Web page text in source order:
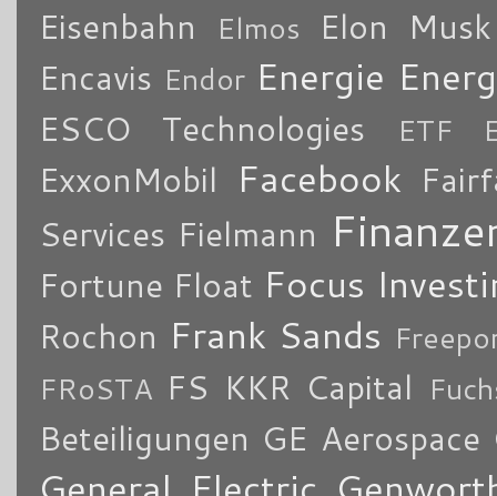
Eisenbahn
Elmos
Elon Musk
Encavis Endor Energie
ESCO Technologies ETF
ExxonMobil Facebook
Services Fielmann
Fortune Float Focus
Rochon Frank Sands
FRoSTA FS KKR Capital
Beteiligungen GE Aerospace